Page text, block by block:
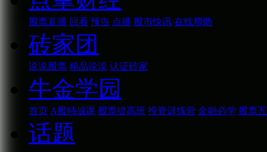
股票直播 回看 预告 点播 股市快讯 在线帮助
砖家团
说说股票 精品说说 认证砖家
牛金学园
首页 A股特战课 股票提高班 投资训练营 金融必学 股票
话题